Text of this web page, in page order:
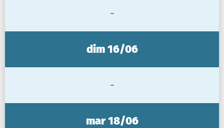
-
dim 16/06
-
mar 18/06